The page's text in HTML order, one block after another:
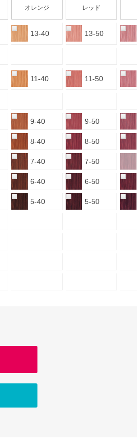
オレンジ レッド
13-40 13-50
11-40 11-50
9-40 9-50
8-40 8-50
7-40 7-50
6-40 6-50
5-40 5-50